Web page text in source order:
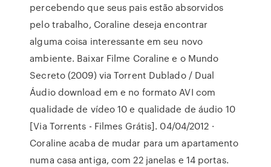
percebendo que seus pais estão absorvidos
pelo trabalho, Coraline deseja encontrar
alguma coisa interessante em seu novo
ambiente. Baixar Filme Coraline e o Mundo
Secreto (2009) via Torrent Dublado / Dual
Áudio download em e no formato AVI com
qualidade de vídeo 10 e qualidade de áudio 10
[Via Torrents - Filmes Grátis]. 04/04/2012 ·
Coraline acaba de mudar para um apartamento
numa casa antiga, com 22 janelas e 14 portas.